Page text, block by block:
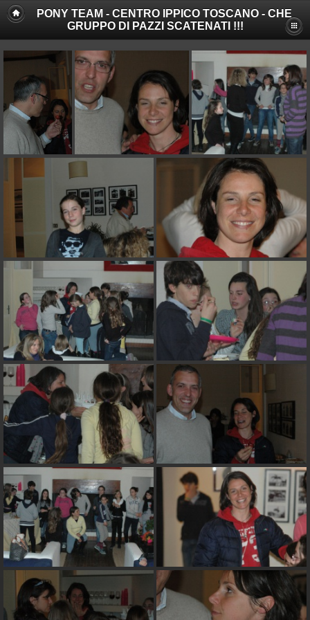
PONY TEAM - CENTRO IPPICO TOSCANO - CHE
GRUPPO DI PAZZI SCATENATI !!!